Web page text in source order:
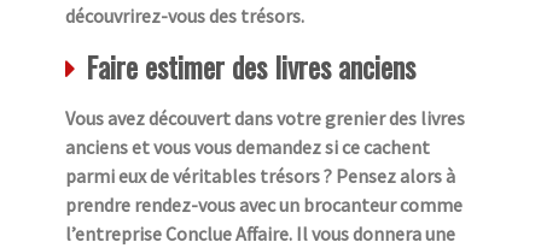
découvrirez-vous des trésors.
Faire estimer des livres anciens
Vous avez découvert dans votre grenier des livres
anciens et vous vous demandez si ce cachent
parmi eux de véritables trésors ? Pensez alors à
prendre rendez-vous avec un brocanteur comme
l’entreprise Conclue Affaire. Il vous donnera une